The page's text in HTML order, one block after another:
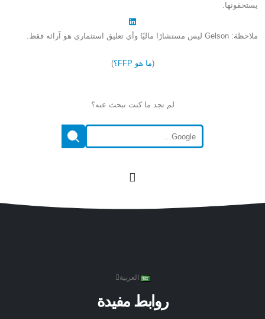
يستحقونها.
ملاحظة: Gelson ليس مستشارًا ماليًا وأي تعليق استثماري هو آرائه فقط.
(ما هو FFP؟ )
لم تجد ما كنت تبحث عنه؟
العربية
روابط مفيدة